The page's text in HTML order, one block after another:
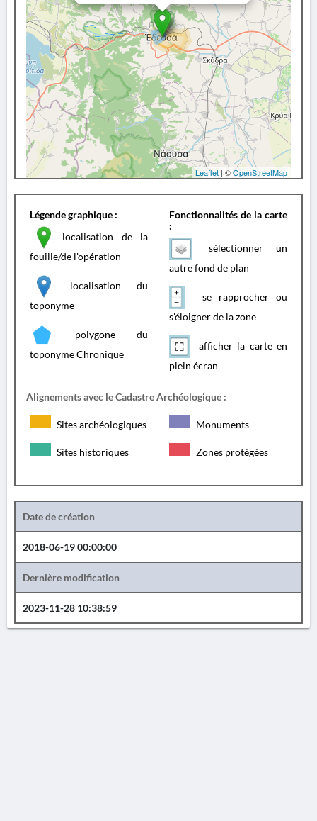
Leaflet | ©OpenStreetMap
Légende graphique :
localisation de la
fouille/de l'opération
localisation du
toponyme
polygone du
toponyme Chronique
Fonctionnalités de la carte
:
sélectionner un
autre fond de plan
se rapprocher ou
s'éloigner de la zone
afficher la carte en
plein écran
Alignements avec le Cadastre Archéologique :
Sites archéologiques Monuments
Sites historiques Zones protégées
Date de création
2018-06-19 00:00:00
Dernière modification
2023-11-28 10:38:59